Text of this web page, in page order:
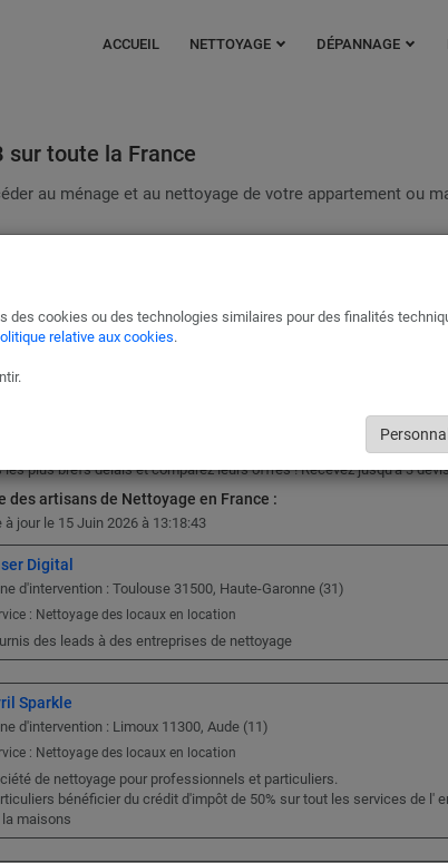
ACCUEIL NETTOYAGE DÉPANNAGE
sur toute la France
au ménage et au nettoyage de votre appartement ou
la prestation.
nous pour recevoir plusieurs devis de nos partenaires listés ci-
les plus brefs délais et comparez leurs offres ! Recevez jusqu'à 3
des artisans de Nettoyage en France :
à jour le 15 Juin 2026 à 13:18:43
Digital
d'intervention : Toulouse 31500, Haute-Garonne (31)
: Nettoyage des locaux en location
des leads à des entreprises de nettoyage
Sparkle
d'intervention : Limoux 11300, Aude (11)
: Nettoyage des locaux en location
de nettoyage pour professionnels et particuliers.
bénéficier du crédit d'impôt de 50% sur tout les services de l'
la maisons
des cookies ou des technologies similaires pour des finalités
relative aux cookies.